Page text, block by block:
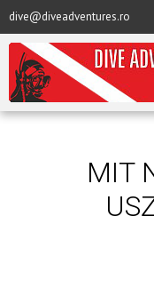
dive@diveadventures.ro
MIT